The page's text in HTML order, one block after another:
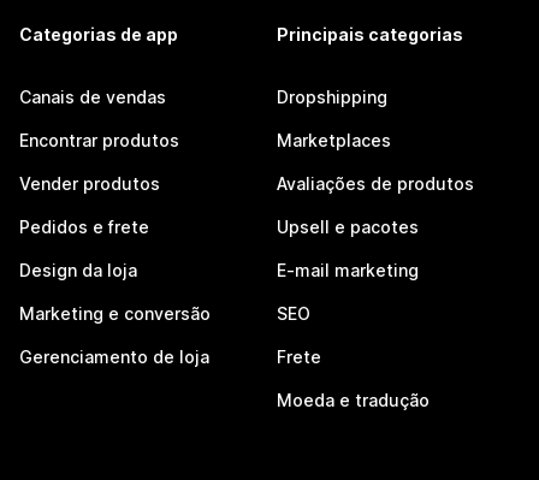
Categorias de app
Canais de vendas
Encontrar produtos
Vender produtos
Pedidos e frete
Design da loja
Marketing e conversão
Gerenciamento de loja
Principais categorias
Dropshipping
Marketplaces
Avaliações de produtos
Upsell e pacotes
E-mail marketing
SEO
Frete
Moeda e tradução